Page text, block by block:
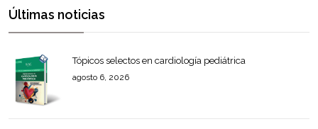
Últimas noticias
Tópicos selectos en cardiología pediátrica
agosto 6, 2026